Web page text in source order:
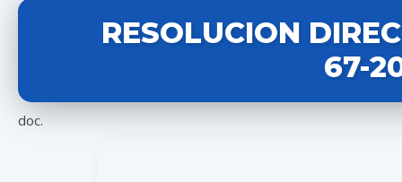
RESOLUCION
67-
doc.